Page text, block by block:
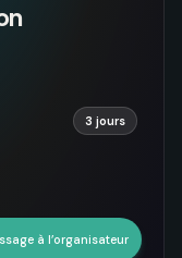
3 jours
à l’organisateur